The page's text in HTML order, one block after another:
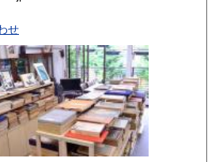
430円 福岡県
430円 長崎県
430円 大分県
430円 鹿児島県
せ